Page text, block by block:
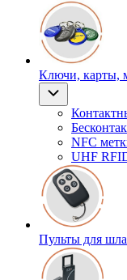
Ключи, карты,
NFC
UHF
Пульты для